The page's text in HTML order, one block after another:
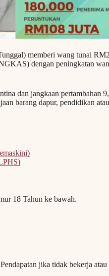
memberi wang tunai
dengan peningkatan
dan jangkaan pertambahan
barang dapur, pendidikan
18 Tahun ke bawah.
jika tidak bekerja